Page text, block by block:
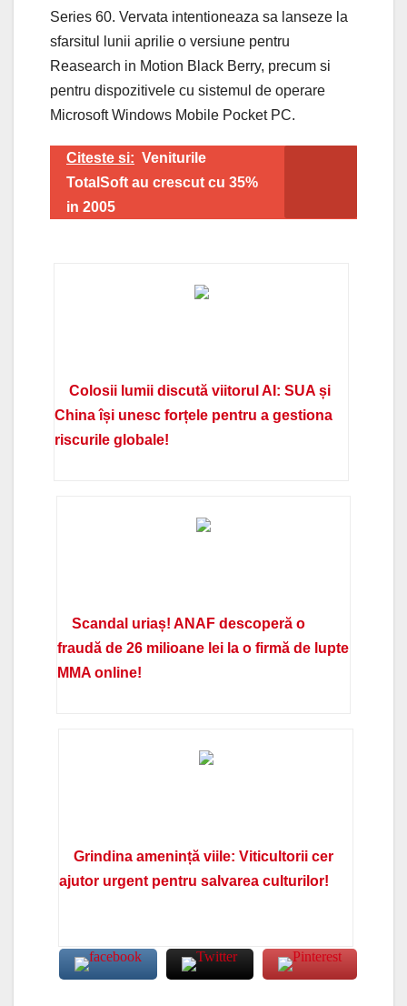
Series 60. Vervata intentioneaza sa lanseze la
sfarsitul lunii aprilie o versiune pentru
Reasearch in Motion Black Berry, precum si
pentru dispozitivele cu sistemul de operare
Microsoft Windows Mobile Pocket PC.
Citeste si: Veniturile
TotalSoft au crescut cu 35%
in 2005
Colosii lumii discută viitorul AI: SUA și
China își unesc forțele pentru a gestiona
riscurile globale!
Scandal uriaș! ANAF descoperă o
fraudă de 26 milioane lei la o firmă de lupte
MMA online!
Grindina amenință viile: Viticultorii cer
ajutor urgent pentru salvarea culturilor!